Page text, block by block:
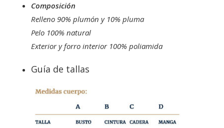
Composición
Relleno 90% plumón y 10% pluma
Pelo 100% natural
Exterior y forro interior 100% poliamida
Guía de tallas